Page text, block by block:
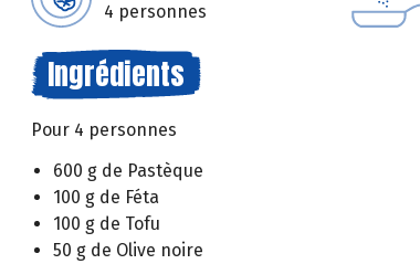
4 personnes
Ingrédients
Pour 4 personnes
600 g de Pastèque
100 g de Féta
100 g de Tofu
50 g de Olive noire